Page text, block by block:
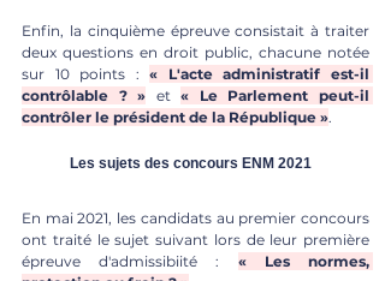
Enfin, la cinquième épreuve consistait à traiter
deux questions en droit public, chacune notée
sur 10 points : « L'acte administratif est-il
contrôlable ? » et « Le Parlement peut-il
contrôler le président de la République ».
Les sujets des concours ENM 2021
En mai 2021, les candidats au premier concours
ont traité le sujet suivant lors de leur première
épreuve d'admissibiité : « Les normes,